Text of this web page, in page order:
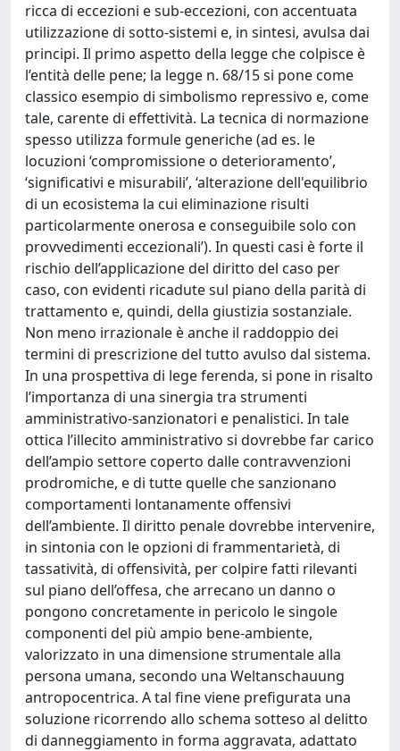
ricca di eccezioni e sub-eccezioni, con accentuata
utilizzazione di sotto-sistemi e, in sintesi, avulsa dai
principi. Il primo aspetto della legge che colpisce è
l’entità delle pene; la legge n. 68/15 si pone come
classico esempio di simbolismo repressivo e, come
tale, carente di effettività. La tecnica di normazione
spesso utilizza formule generiche (ad es. le
locuzioni ‘compromissione o deterioramento’,
‘significativi e misurabili’, ‘alterazione dell'equilibrio
di un ecosistema la cui eliminazione risulti
particolarmente onerosa e conseguibile solo con
provvedimenti eccezionali’). In questi casi è forte il
rischio dell’applicazione del diritto del caso per
caso, con evidenti ricadute sul piano della parità di
trattamento e, quindi, della giustizia sostanziale.
Non meno irrazionale è anche il raddoppio dei
termini di prescrizione del tutto avulso dal sistema.
In una prospettiva di lege ferenda, si pone in risalto
l’importanza di una sinergia tra strumenti
amministrativo-sanzionatori e penalistici. In tale
ottica l’illecito amministrativo si dovrebbe far carico
dell’ampio settore coperto dalle contravvenzioni
prodromiche, e di tutte quelle che sanzionano
comportamenti lontanamente offensivi
dell’ambiente. Il diritto penale dovrebbe intervenire,
in sintonia con le opzioni di frammentarietà, di
tassatività, di offensività, per colpire fatti rilevanti
sul piano dell’offesa, che arrecano un danno o
pongono concretamente in pericolo le singole
componenti del più ampio bene-ambiente,
valorizzato in una dimensione strumentale alla
persona umana, secondo una Weltanschauung
antropocentrica. A tal fine viene prefigurata una
soluzione ricorrendo allo schema sotteso al delitto
di danneggiamento in forma aggravata, adattato